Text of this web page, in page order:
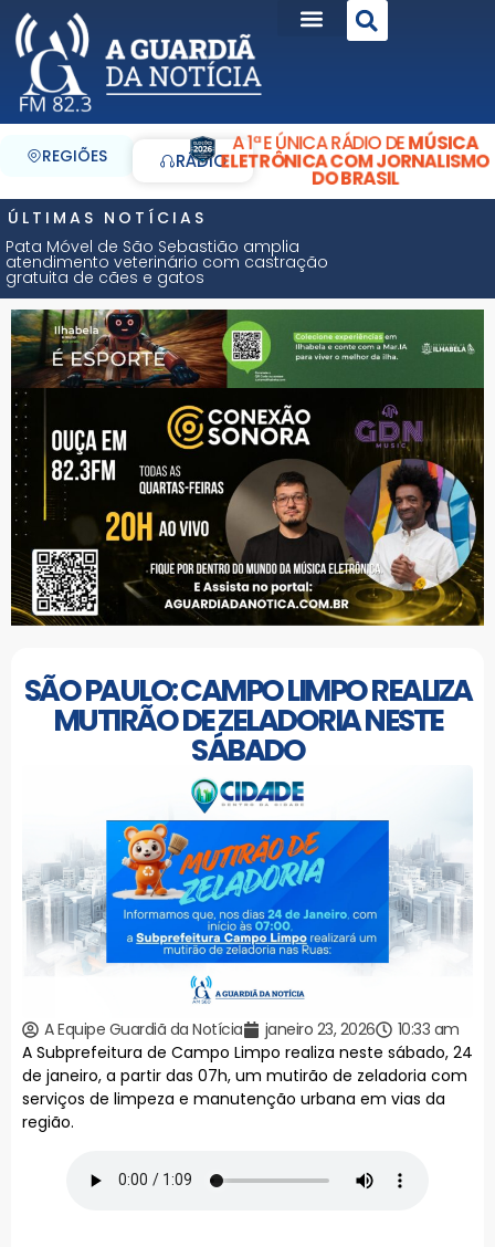
REGIÕES RÁDIO
A 1ª E ÚNICA RÁDIO DEMÚSICA
ELETRÔNICA COM JORNALISMO
DO BRASIL
ÚLTIMAS NOTÍCIAS
Pata Móvel de São Sebastião amplia
atendimento veterinário com castração
gratuita de cães e gatos
SÃO PAULO: CAMPO LIMPO REALIZA
MUTIRÃO DE ZELADORIA NESTE
SÁBADO
A Equipe Guardiã da Notícia janeiro 23, 2026
10:33 am
A Subprefeitura de Campo Limpo realiza neste sábado, 24
de janeiro, a partir das 07h, um mutirão de zeladoria com
serviços de limpeza e manutenção urbana em vias da
região.